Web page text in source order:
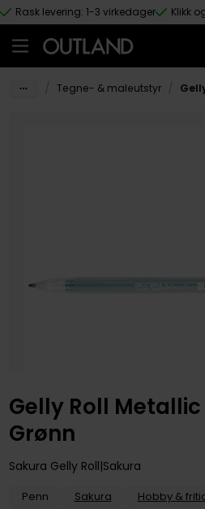
Hopp til hovedinnhold
Rask levering: 1-3 virkedager Klikk
Tegne- & maleutstyr
Gelly Roll Metallic
Grønn
Sakura Gelly Roll Sakura
Penn Sakura
Hobby &